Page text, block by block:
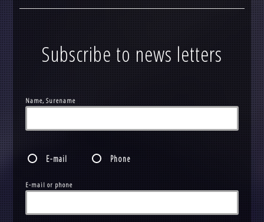
Subscribe to news letters
Name, Surename
E-mail Phone
E-mail or phone